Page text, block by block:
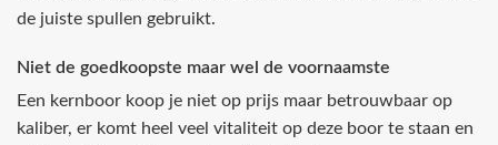
de juiste spullen gebruikt.
Niet de goedkoopste maar wel de voornaamste
Een kernboor koop je niet op prijs maar betrouwbaar op
kaliber, er komt heel veel vitaliteit op deze boor te staan en